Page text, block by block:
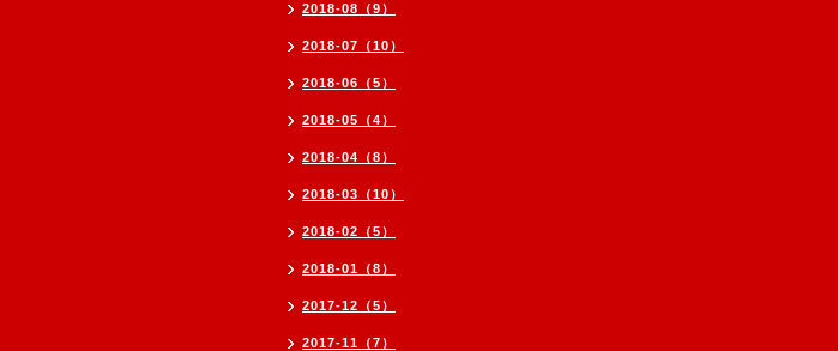
2018-08（9）
2018-07（10）
2018-06（5）
2018-05（4）
2018-04（8）
2018-03（10）
2018-02（5）
2018-01（8）
2017-12（5）
2017-11（7）